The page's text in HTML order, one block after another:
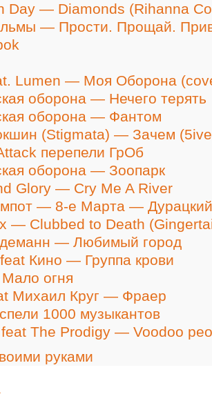
Day — Diamonds (Rihanna
— Прости. Прощай.
Lumen — Моя Оборона
оборона — Нечего терять
оборона — Фантом
(Stigmata) — Зачем
перепели ГрОб
оборона — Зоопарк
Glory — Cry Me A River
— 8-е Марта —
— Clubbed to Death
— Любимый город
Кино — Группа крови
огня
Михаил Круг — Фраер
1000 музыкантов
The Prodigy — Voodoo